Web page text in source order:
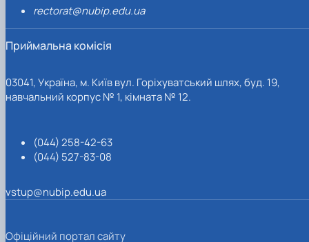
rectorat@nubip.edu.ua
Приймальна комісія
03041, Україна, м. Київ вул. Горіхуватський шлях, буд. 19,
навчальний корпус № 1, кімната № 12.
(044) 258-42-63
(044) 527-83-08
vstup@nubip.edu.ua
Офіційний портал сайту